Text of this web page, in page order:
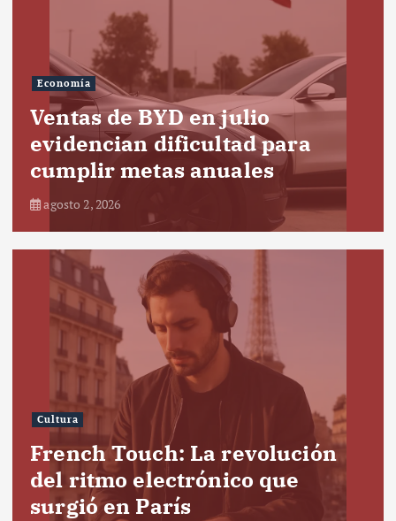
Economía
Ventas de BYD en julio
evidencian dificultad para
cumplir metas anuales
agosto 2, 2026
Cultura
French Touch: La revolución
del ritmo electrónico que
surgió en París